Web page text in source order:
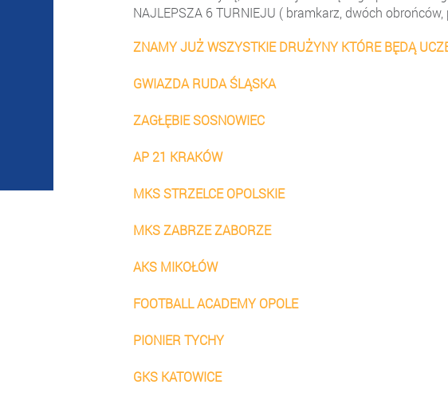
NAJLEPSZA 6 TURNIEJU ( bramkarz, dwóch
ZNAMY JUŻ WSZYSTKIE DRUŻYNY KTÓRE BĘDĄ
GWIAZDA RUDA ŚLĄSKA
ZAGŁĘBIE SOSNOWIEC
AP 21 KRAKÓW
MKS STRZELCE OPOLSKIE
MKS ZABRZE ZABORZE
AKS MIKOŁÓW
FOOTBALL ACADEMY OPOLE
PIONIER TYCHY
GKS KATOWICE